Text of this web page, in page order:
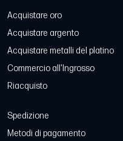
Acquistare oro
Acquistare argento
Acquistare metalli del platino
Commercio all'Ingrosso
Riacquisto
Spedizione
Metodi di pagamento